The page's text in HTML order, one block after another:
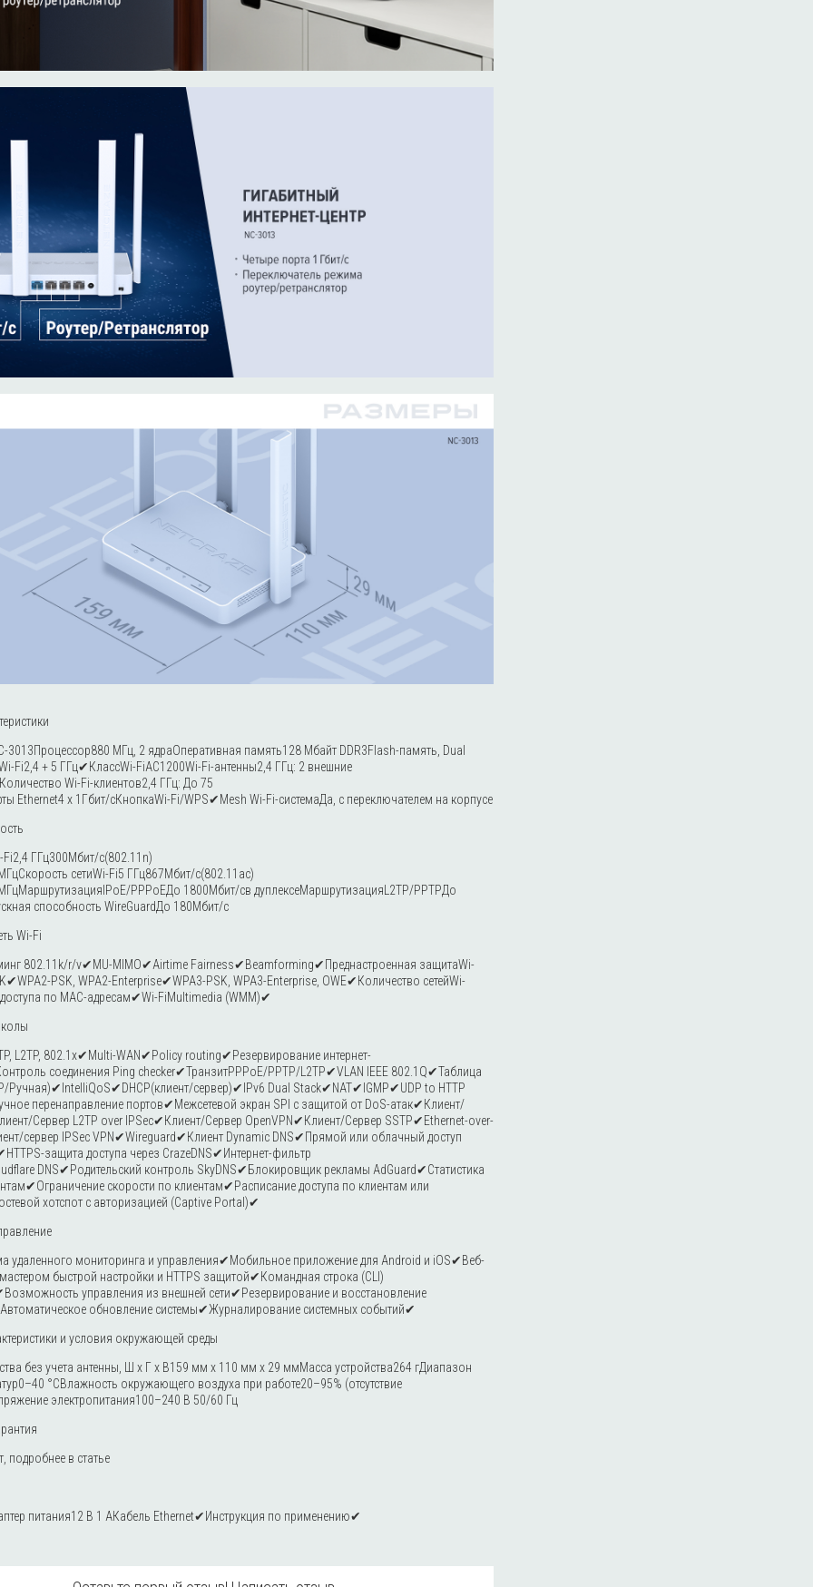
3013Процессор880 МГц, 2 ядраОперативная память128 Мбайт DDR3Flash-память, Dual
Fi2,4 + 5 ГГц✔КлассWi-FiAC1200Wi-Fi-антенны2,4 ГГц: 2 внешние
Wi-Fi-клиентов2,4 ГГц: До 75
Ethernet4 x 1Гбит/сКнопкаWi-Fi/WPS✔Mesh Wi-Fi-системаДа, с переключателем на корпусе
Fi2,4 ГГц300Мбит/с(802.11n)
сетиWi-Fi5 ГГц867Мбит/с(802.11ac)
PPPoEДо 1800Мбит/св дуплексеМаршрутизацияL2TP/PPTPДо
способность WireGuardДо 180Мбит/с
Wi-Fi
802.11k/r/v✔MU-MIMO✔Airtime Fairness✔Beamforming✔Преднастроенная защитаWi-
PSK, WPA2-Enterprise✔WPA3-PSK, WPA3-Enterprise, OWE✔Количество сетейWi-
по MAC-адресам✔Wi-FiMultimedia (WMM)✔
L2TP, 802.1x✔Multi-WAN✔Policy routing✔Резервирование интернет-
соединения Ping checker✔ТранзитPPPoE/PPTP/L2TP✔VLAN IEEE 802.1Q✔Таблица
Ручная)✔IntelliQoS✔DHCP(клиент/сервер)✔IPv6 Dual Stack✔NAT✔IGMP✔UDP to HTTP
перенаправление портов✔Межсетевой экран SPI с защитой от DoS-атак✔Клиент/
Сервер L2TP over IPSec✔Клиент/Сервер OpenVPN✔Клиент/Сервер SSTP✔Ethernet-over-
сервер IPSec VPN✔Wireguard✔Клиент Dynamic DNS✔Прямой или облачный доступ
защита доступа через CrazeDNS✔Интернет-фильтр
DNS✔Родительский контроль SkyDNS✔Блокировщик рекламы AdGuard✔Статистика
скорости по клиентам✔Расписание доступа по клиентам или
хотспот с авторизацией (Captive Portal)✔
удаленного мониторинга и управления✔Мобильное приложение для Android и iOS✔Веб-
быстрой настройки и HTTPS защитой✔Командная строка (CLI)
управления из внешней сети✔Резервирование и восстановление
обновление системы✔Журналирование системных событий✔
и условия окружающей среды
без учета антенны, Ш x Г x В159 мм x 110 мм x 29 ммМасса устройства264 гДиапазон
°СВлажность окружающего воздуха при работе20–95% (отсутствие
электропитания100–240 В 50/60 Гц
подробнее в статье
питания12 В 1 AКабель Ethernet✔Инструкция по применению✔